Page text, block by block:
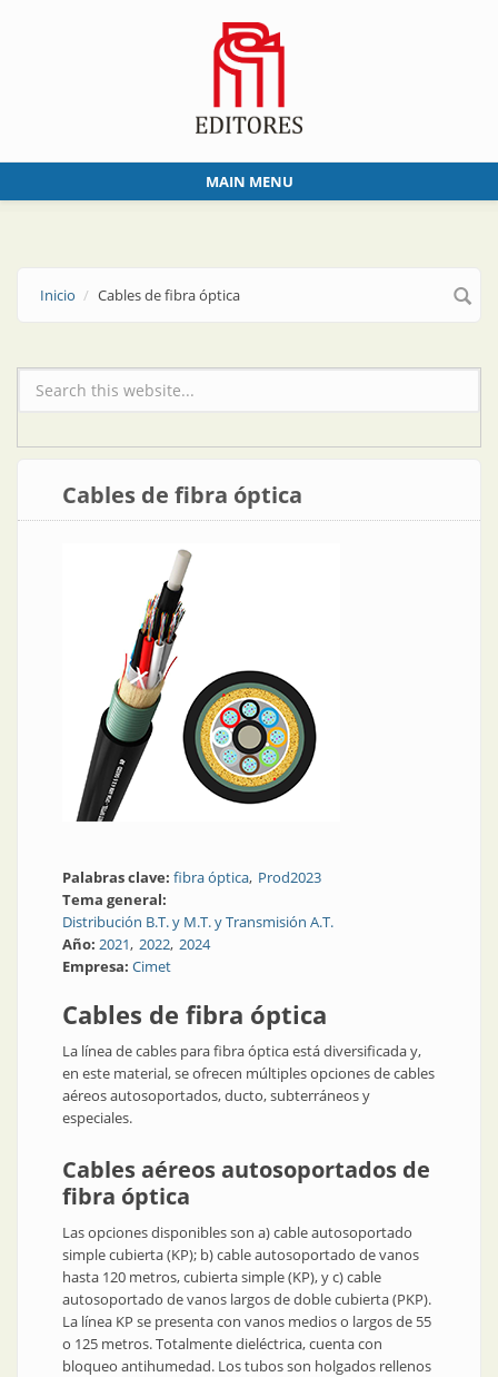
MAIN MENU
Inicio Cables de fibra óptica
Formulario de búsqueda
Cables de fibra óptica
Palabras clave: fibra óptica Prod2023
Tema general:
Distribución B.T. y M.T. y Transmisión A.T.
Año: 2021 2022 2024
Empresa: Cimet
Cables de fibra óptica
La línea de cables para fibra óptica está diversificada y,
en este material, se ofrecen múltiples opciones de cables
aéreos autosoportados, ducto, subterráneos y
especiales.
Cables aéreos autosoportados de
fibra óptica
Las opciones disponibles son a) cable autosoportado
simple cubierta (KP); b) cable autosoportado de vanos
hasta 120 metros, cubierta simple (KP), y c) cable
autosoportado de vanos largos de doble cubierta (PKP).
La línea KP se presenta con vanos medios o largos de 55
o 125 metros. Totalmente dieléctrica, cuenta con
bloqueo antihumedad. Los tubos son holgados rellenos